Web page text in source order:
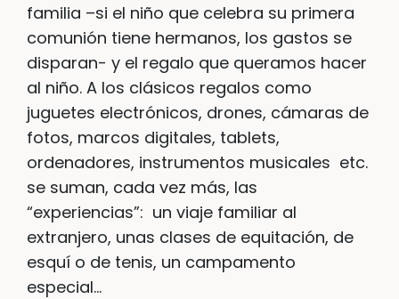
familia –si el niño que celebra su primera
comunión tiene hermanos, los gastos se
disparan- y el regalo que queramos hacer
al niño. A los clásicos regalos como
juguetes electrónicos, drones, cámaras de
fotos, marcos digitales, tablets,
ordenadores, instrumentos musicales etc.
se suman, cada vez más, las
“experiencias”: un viaje familiar al
extranjero, unas clases de equitación, de
esquí o de tenis, un campamento
especial…